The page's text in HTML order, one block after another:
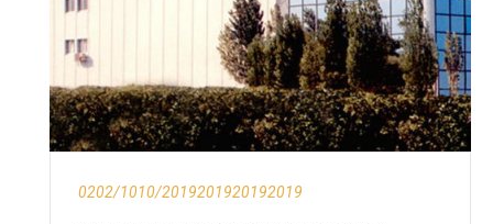
0202/1010/2019201920192019